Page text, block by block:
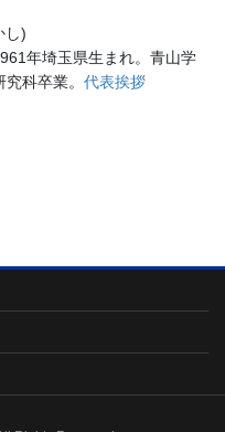
し)
年埼玉県生まれ。青山学
科卒業。 代表挨拶